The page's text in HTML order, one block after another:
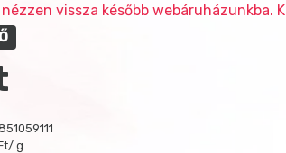
vissza később webáruházunkba.
g